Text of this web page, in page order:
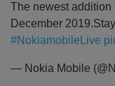
The newest addition
December
#NokiamobileLive
— Nokia Mobile